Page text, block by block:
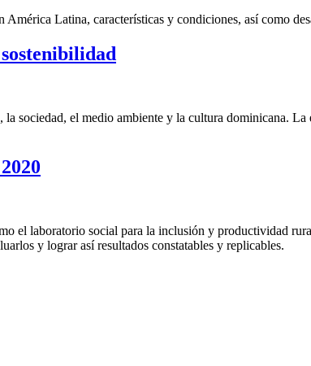
Latina, características y condiciones, así como
sociedad, el medio ambiente y la cultura dominicana.
el laboratorio social para la inclusión y productividad
y lograr así resultados constatables y replicables.